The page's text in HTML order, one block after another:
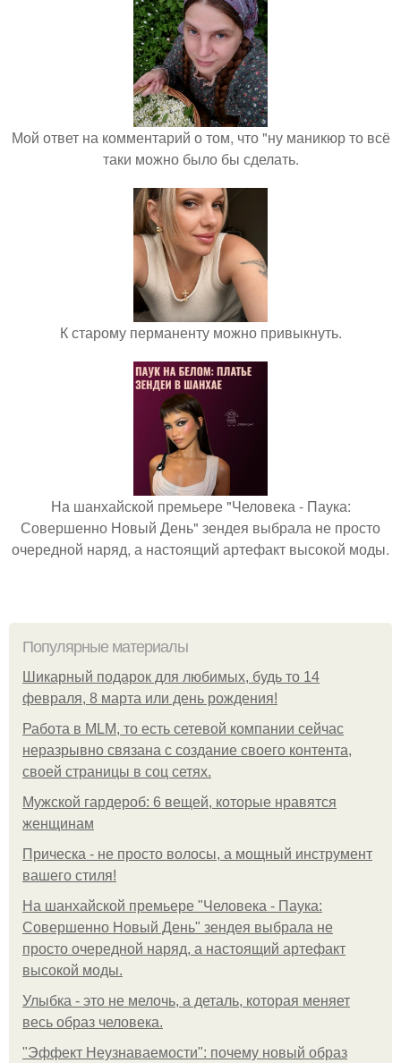
Мой ответ на комментарий о том, что "ну маникюр то всё
таки можно было бы сделать.
К старому перманенту можно привыкнуть.
На шанхайской премьере "Человека - Паука:
Совершенно Новый День" зендея выбрала не просто
очередной наряд, а настоящий артефакт высокой моды.
Популярные материалы
Шикарный подарок для любимых, будь то 14
февраля, 8 марта или день рождения!
Работа в MLM, то есть сетевой компании сейчас
неразрывно связана с создание своего контента,
своей страницы в соц сетях.
Мужской гардероб: 6 вещей, которые нравятся
женщинам
Прическа - не просто волосы, а мощный инструмент
вашего стиля!
На шанхайской премьере "Человека - Паука:
Совершенно Новый День" зендея выбрала не
просто очередной наряд, а настоящий артефакт
высокой моды.
Улыбка - это не мелочь, а деталь, которая меняет
весь образ человека.
"Эффект Неузнаваемости": почему новый образ